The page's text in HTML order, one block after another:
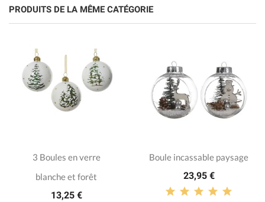
PRODUITS DE LA MÊME CATÉGORIE
3 Boules en verre
blanche et forêt
13,25 €
Boule incassable paysage
23,95 €